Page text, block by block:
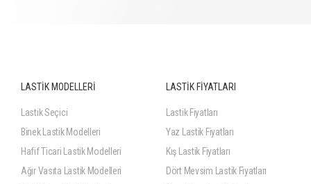
LASTİK MODELLERİ
Lastik Seçici
Binek Lastik Modelleri
Hafif Ticari Lastik Modelleri
Ağır Vasıta Lastik Modelleri
LASTİK FİYATLARI
Lastik Fiyatları
Yaz Lastik Fiyatları
Kış Lastik Fiyatları
Dört Mevsim Lastik Fiyatları